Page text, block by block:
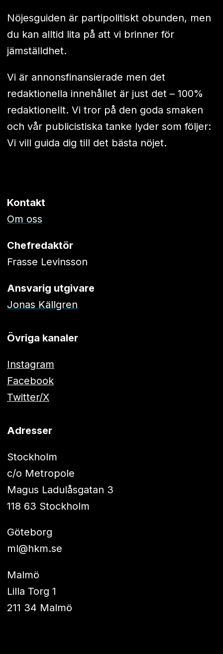
Nöjesguiden är partipolitiskt obunden, men
du kan alltid lita på att vi brinner för
jämställdhet.
Vi är annonsfinansierade men det
redaktionella innehållet är just det – 100%
redaktionellt. Vi tror på den goda smaken
och vår publicistiska tanke lyder som följer:
Vi vill guida dig till det bästa nöjet.
Kontakt
Om oss
Chefredaktör
Frasse Levinsson
Ansvarig utgivare
Jonas Källgren
Övriga kanaler
Instagram
Facebook
Twitter/X
Adresser
Stockholm
c/o Metropole
Magus Ladulåsgatan 3
118 63 Stockholm
Göteborg
ml@hkm.se
Malmö
Lilla Torg 1
211 34 Malmö